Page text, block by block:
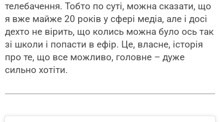
телебачення. Тобто по суті, можна сказати, що
я вже майже 20 років у сфері медіа, але і досі
дехто не вірить, що колись можна було ось так
зі школи і попасти в ефір. Це, власне, історія
про те, що все можливо, головне – дуже
сильно хотіти.